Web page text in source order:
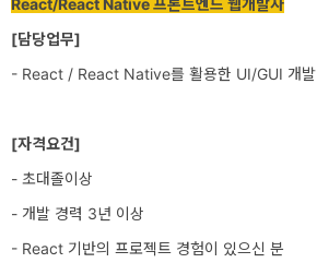
데
이
터
이
스
프
로
React/React Native 프론트엔드 웹개발자
[담당업무]
- React / React Native를 활용한 UI/GUI 개발
[자격요건]
- 초대졸이상
- 개발 경력 3년 이상
- React 기반의 프로젝트 경험이 있으신 분